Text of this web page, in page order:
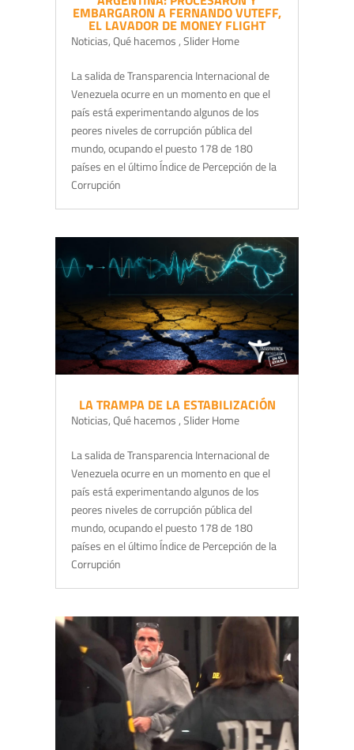
EMBARGARON A FERNANDO VUTEFF,
EL LAVADOR DE MONEY FLIGHT
Noticias,Qué hacemos ,Slider Home
La salida de Transparencia Internacional de
Venezuela ocurre en un momento en que el
país está experimentando algunos de los
peores niveles de corrupción pública del
mundo, ocupando el puesto 178 de 180
países en el último Índice de Percepción de la
Corrupción
LA TRAMPA DE LA ESTABILIZACIÓN
Noticias,Qué hacemos ,Slider Home
La salida de Transparencia Internacional de
Venezuela ocurre en un momento en que el
país está experimentando algunos de los
peores niveles de corrupción pública del
mundo, ocupando el puesto 178 de 180
países en el último Índice de Percepción de la
Corrupción